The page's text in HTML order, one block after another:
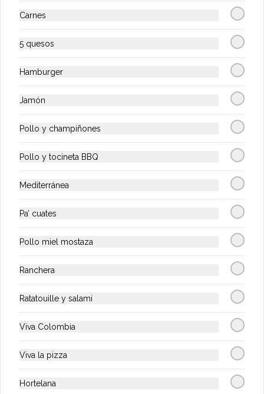
Limonada de coco
$15.900
Malteadas
Deliciosas malteadas de temporada,
Delicioso y refrescante Té Helado
$7.900
Carnes
5 quesos
Hamburger
Jamón
Pollo y champiñones
Pollo y tocineta BBQ
Mediterránea
Pa’ cuates
Pollo miel mostaza
Ranchera
Ratatouille y salami
Viva Colombia
Viva la pizza
Hortelana